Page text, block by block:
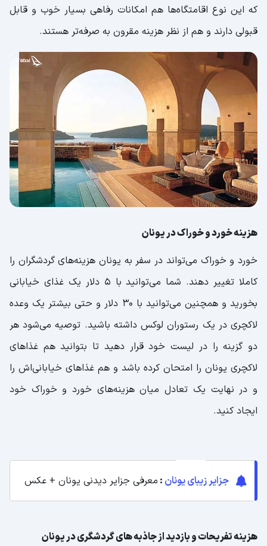
که این نوع اقامتگاه‌ها هم امکانات رفاهی بسیار خوب و قابل
قبولی دارند و هم از نظر هزینه مقرون به صرفه‌تر هستند.
هزینه خورد و خوراک در یونان
خورد و خوراک می‌تواند در سفر به یونان هزینه‌های گردشگران را
کاملا تغییر دهند. شما می‌توانید با 5 دلار یک غذای خیابانی
بخورید و همچنین می‌توانید با 30 دلار و حتی بیشتر یک وعده
لاکچری در یک رستوران لوکس داشته باشید. توصیه می‌شود هر
دو گزینه را در لیست خود قرار دهید تا بتوانید هم غذاهای
لاکچری یونان را امتحان کرده باشد و هم غذاهای خیابانی‌اش را
و در نهایت یک تعادل میان هزینه‌های خورد و خوراک خود
ایجاد کنید.
جزایر زیبای یونان : معرفی جزایر دیدنی یونان + عکس
هزینه تفریحات و بازدید از جاذبه های گردشگری در یونان